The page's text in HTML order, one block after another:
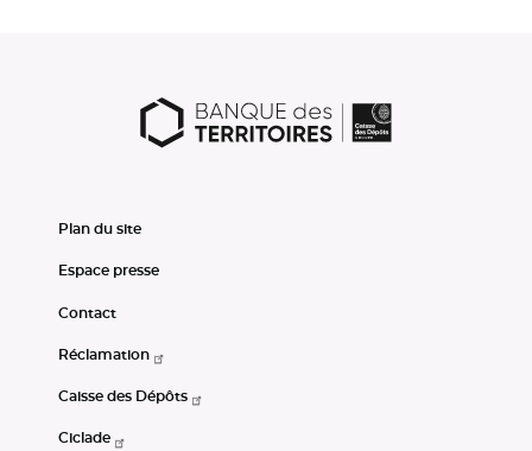
Plan du site
Espace presse
Contact
Réclamation
Caisse des Dépôts
Ciclade